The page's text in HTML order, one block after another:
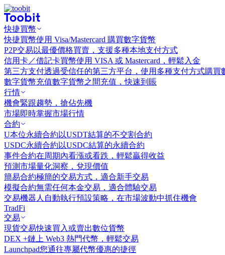
快捷買幣
快捷買幣使用 Visa/Mastercard 購買數字貨幣
P2P交易 以最優價格買賣，支援多種本地支付方式
信用卡／借記卡買幣使用 VISA 或 Mastercard，輕鬆入金
第三方支付透過受信任的第三方平台，使用多種支付方式購買
數字貨幣充值數字貨幣之間充值，快速到賬
行情
機會緊跟趨勢，搶佔先機
市場即時掌握市場行情
合約
U本位永續合約 以USDT結算的不交割合約
USDC永續合約 以USDC結算的永續合約
事件合約在周期內看漲或看跌，輕鬆贏得收益
預測市場量化洞察，兌現價值
簡易合約極簡的交易方式，適合新手交易
模擬合約無需任何本金交易，適合體驗交易
交易機器人 自動執行預設策略，在市場波動中抓住機會
TradFi
交易
現貨交易快速買入或賣出數位貨幣
DEX +鏈上 Web3 熱門代幣，輕鬆交易
Launchpad您通往專屬代幣優惠的捷徑